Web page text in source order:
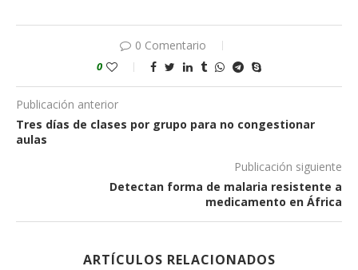
0 Comentario
0
Publicación anterior
Tres días de clases por grupo para no congestionar
aulas
Publicación siguiente
Detectan forma de malaria resistente a
medicamento en África
ARTÍCULOS RELACIONADOS